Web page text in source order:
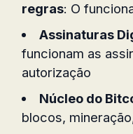
regras: O
Assinaturas
funcionam as
autorização
Núcleo do
blocos,